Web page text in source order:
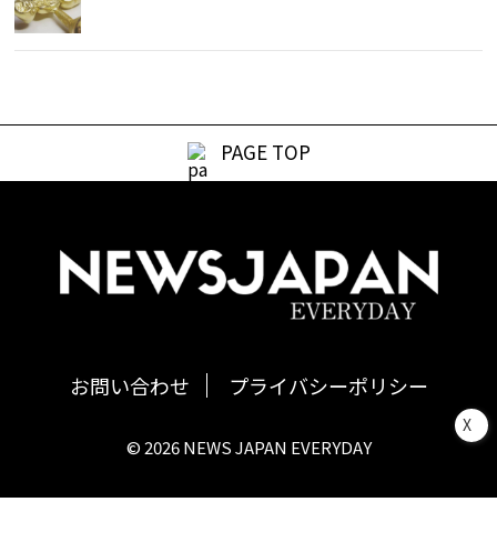
X
PAGE TOP
お問い合わせ プライバシーポリシー
© 2026 NEWS JAPAN EVERYDAY